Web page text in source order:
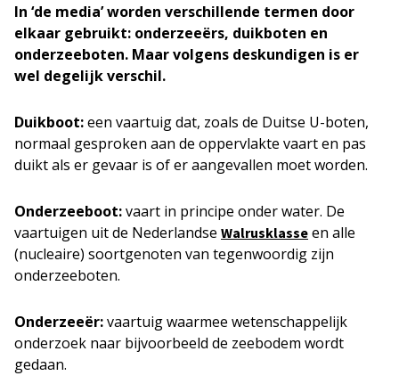
In ‘de media’ worden verschillende termen door
elkaar gebruikt: onderzeeërs, duikboten en
onderzeeboten. Maar volgens deskundigen is er
wel degelijk verschil.
Duikboot:een vaartuig dat, zoals de Duitse U-boten,
normaal gesproken aan de oppervlakte vaart en pas
duikt als er gevaar is of er aangevallen moet worden.
Onderzeeboot:vaart in principe onder water. De
vaartuigen uit de Nederlandse Walrusklasse en alle
(nucleaire) soortgenoten van tegenwoordig zijn
onderzeeboten.
Onderzeeër:vaartuig waarmee wetenschappelijk
onderzoek naar bijvoorbeeld de zeebodem wordt
gedaan.